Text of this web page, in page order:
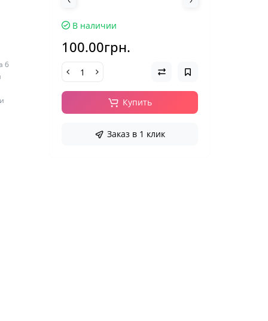
6
В наличии
100.00грн.
Купить
Заказ в 1 клик